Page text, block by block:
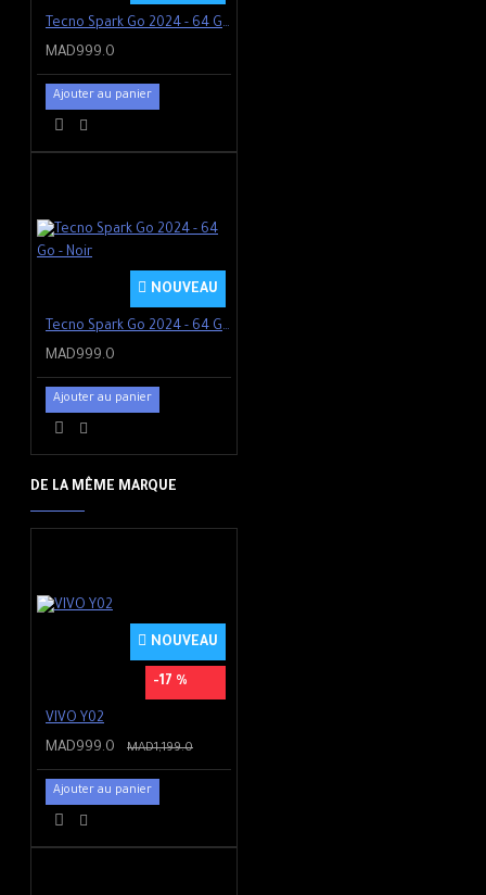
Tecno Spark Go 2024 - 64 Go - Green
MAD999.0
Ajouter au panier
NOUVEAU
Tecno Spark Go 2024 - 64 Go - Noir
MAD999.0
Ajouter au panier
DE LA MÊME MARQUE
NOUVEAU
-17 %
VIVO Y02
MAD999.0 MAD1,199.0
Ajouter au panier